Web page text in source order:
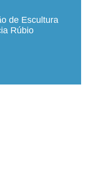
de Escultura
Rúbio